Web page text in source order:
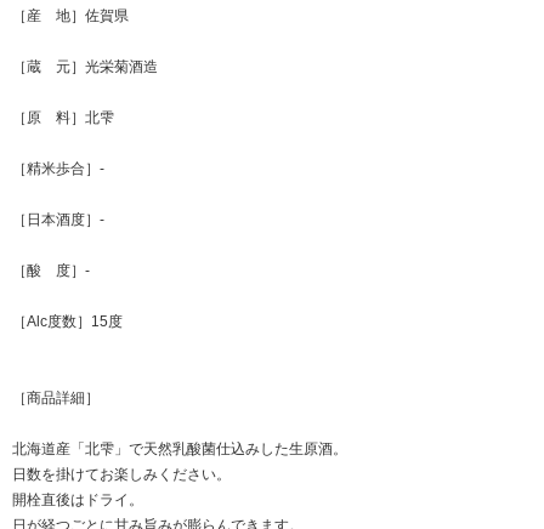
［産 地］佐賀県
［蔵 元］光栄菊酒造
［原 料］北雫
［精米歩合］-
［日本酒度］-
［酸 度］-
［Alc度数］15度
［商品詳細］
北海道産「北雫」で天然乳酸菌仕込みした生原酒。
日数を掛けてお楽しみください。
開栓直後はドライ。
日が経つごとに甘み旨みが膨らんできます。